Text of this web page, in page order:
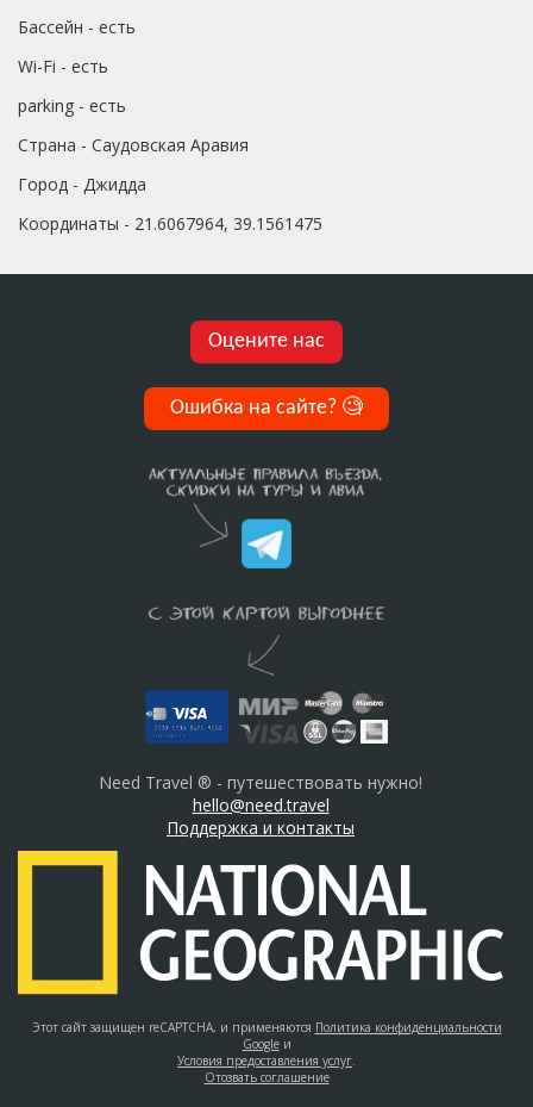
Бассейн - есть
Wi-Fi - есть
parking - есть
Страна - Саудовская Аравия
Город - Джидда
Координаты - 21.6067964, 39.1561475
Оцените нас
Ошибка на сайте? 🧐
Need Travel ® - путешествовать нужно!
hello@need.travel
Поддержка и контакты
Этот сайт защищен reCAPTCHA, и применяются Политика конфиденциальности
Googleи
Условия предоставления услуг.
Отозвать соглашение